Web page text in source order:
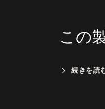
この
続きを読